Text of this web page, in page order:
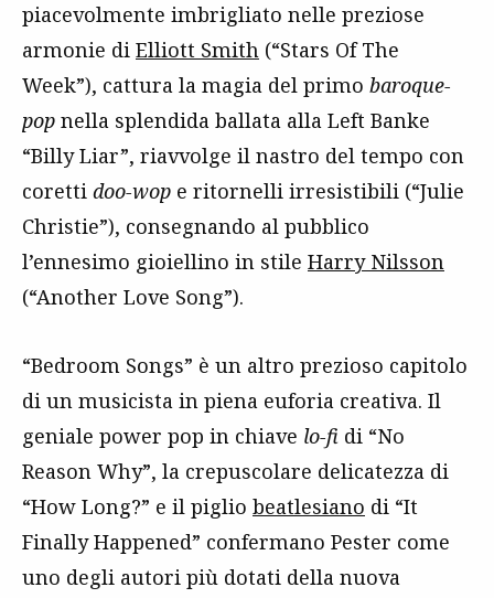
piacevolmente imbrigliato nelle preziose
armonie di Elliott Smith (“Stars Of The
Week”), cattura la magia del primo baroque-
pop nella splendida ballata alla Left Banke
“Billy Liar”, riavvolge il nastro del tempo con
coretti doo-wop e ritornelli irresistibili (“Julie
Christie”), consegnando al pubblico
l’ennesimo gioiellino in stile Harry Nilsson
(“Another Love Song”).
“Bedroom Songs” è un altro prezioso capitolo
di un musicista in piena euforia creativa. Il
geniale power pop in chiave lo-fi di “No
Reason Why”, la crepuscolare delicatezza di
“How Long?” e il piglio beatlesiano di “It
Finally Happened” confermano Pester come
uno degli autori più dotati della nuova